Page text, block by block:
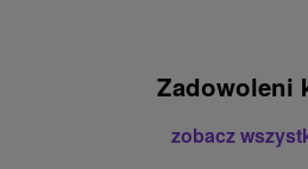
Zadowoleni
zobacz